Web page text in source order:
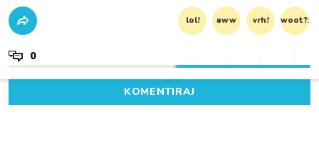
lol! aww vrh! woot?!
0
KOMENTIRAJ